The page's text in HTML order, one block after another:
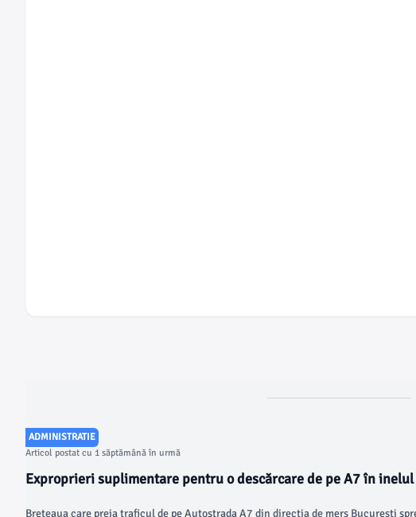
ADMINISTRATIE
Articol postat cu 1 săptămână în urmă
Exproprieri suplimentare pentru o descărcare de pe A7 în
Breteaua care preia traficul de pe Autostrada A7 din direcția de mers București